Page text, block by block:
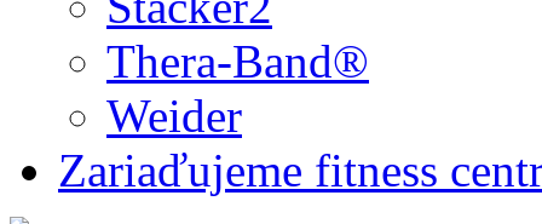
Thera-Band®
Weider
Zariaďujeme fitness